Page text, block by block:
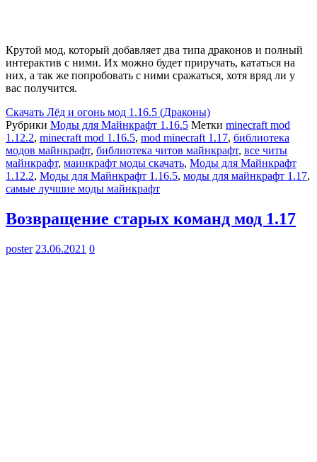
Крутой мод, который добавляет два типа драконов и полный
интерактив с ними. Их можно будет приручать, кататься на
них, а так же попробовать с ними сражаться, хотя вряд ли у
вас получится.
Скачать Лёд и огонь мод 1.16.5 (Драконы)
Рубрики Моды для Майнкрафт 1.16.5 Метки minecraft mod
1.12.2, minecraft mod 1.16.5, mod minecraft 1.17, библиотека
модов майнкрафт, библиотека читов майнкрафт, все читы
майнкрафт, маинкрафт моды скачать, Моды для Майнкрафт
1.12.2, Моды для Майнкрафт 1.16.5, моды для майнкрафт 1.17,
самые лучшие моды майнкрафт
Возвращение старых команд мод 1.17
poster 23.06.2021 0